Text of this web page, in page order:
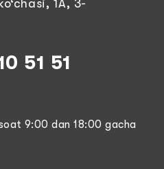
1A, 3-
51 51
9:00 dan 18:00 gacha